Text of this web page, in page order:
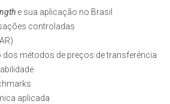
e sua aplicação no Brasil
controladas
dos métodos de preços de transferência
aplicada